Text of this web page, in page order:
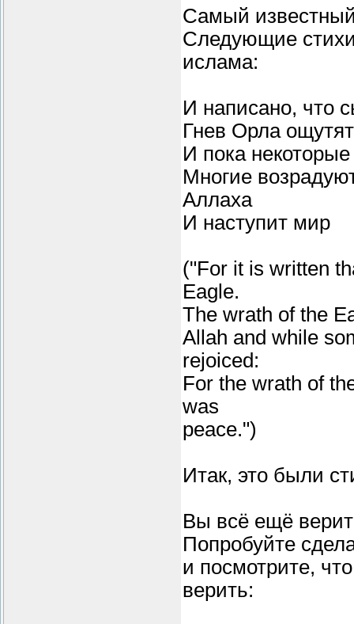
Самый
Следующие
ислама:
И написано, что
Гнев Орла
И пока
Многие
Аллаха
И наступит мир
("For it is written
Eagle.
The wrath of the
Allah and while
rejoiced:
For the wrath of
was
peace.")
Итак, это были
Вы всё ещё
Попробуйте
и посмотрите,
верить: